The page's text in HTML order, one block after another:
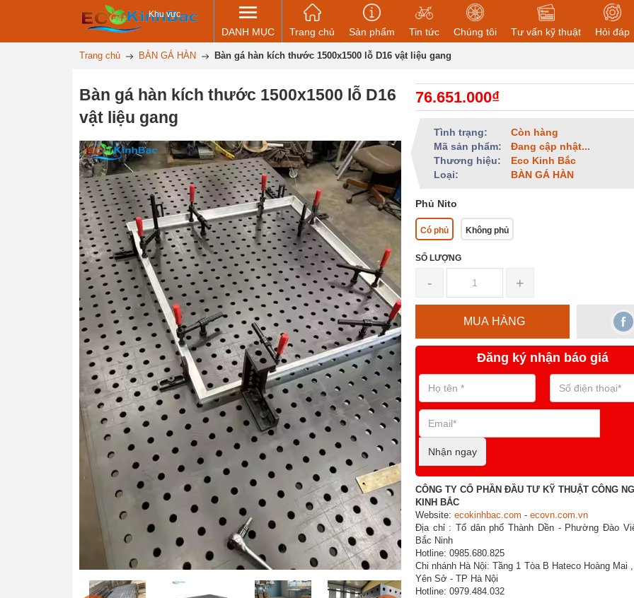
Khu vực
DANH MỤC Trang chủ Sản phẩm Tin tức Chúng tôi Tư vấn kỹ thuật Hỏi đáp
Trang chủ BÀN GÁ HÀN Bàn gá hàn kích thước 1500x1500 lỗ D16 vật liệu gang
Bàn gá hàn kích thước 1500x1500 lỗ D16
vật liệu gang
76.651.000₫
Tình trạng:
Còn hàng
Mã sản phẩm:
Đang cập nhật...
Thương hiệu:
Eco Kinh Bắc
Loại:
BÀN GÁ HÀN
Phủ Nito
Có phủ Không phủ
SỐ LƯỢNG
- +
MUA HÀNG
Đăng ký nhận báo giá
Nhận ngay
CÔNG TY CỔ PHẦN ĐẦU TƯ KỸ THUẬT CÔNG
KINH BẮC
Website: ecokinhbac.com - ecovn.com.vn
Địa chỉ : Tổ dân phố Thành Dền - Phường Đào
Bắc Ninh
Hotline: 0985.680.825
Chi nhánh Hà Nội: Tầng 1 Tòa B Hateco Hoàng Mai
Yên Sở - TP Hà Nội
Hotline: 0979.484.032